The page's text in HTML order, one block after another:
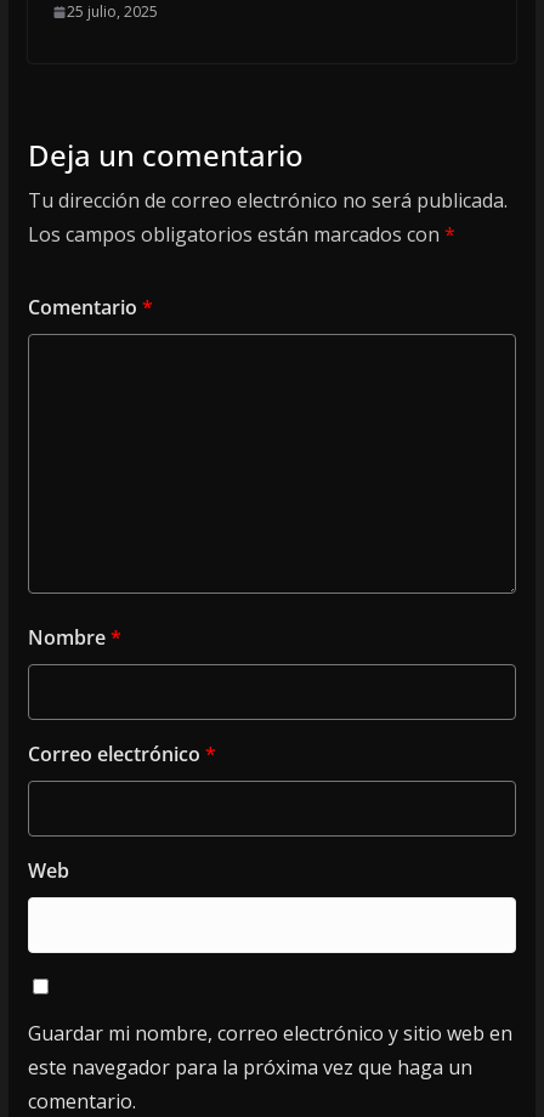
25 julio, 2025
Deja un comentario
Tu dirección de correo electrónico no será publicada.
Los campos obligatorios están marcados con *
Comentario *
Nombre*
Correo electrónico *
Web
Guardar mi nombre, correo electrónico y sitio web en
este navegador para la próxima vez que haga un
comentario.